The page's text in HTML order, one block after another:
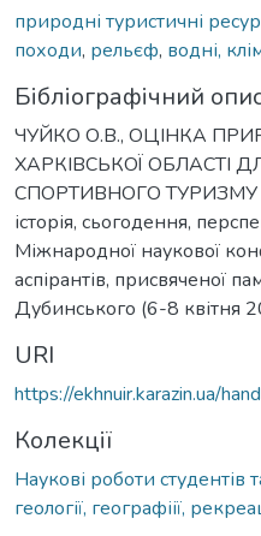
природні туристичні
походи, рельєф, водні,
Бібліографічний
ЧУЙКО О.В., ОЦІНКА
ХАРКІВСЬКОЇ ОБЛАСТІ
СПОРТИВНОГО ТУРИЗМУ //
історія, сьогодення,
Міжнародної наукової
аспірантів, присвяченої
Дубинського (6-8 квітня
URI
https://ekhnuir.karazin.ua/
Колекції
Наукові роботи студентів
геології, географіії,